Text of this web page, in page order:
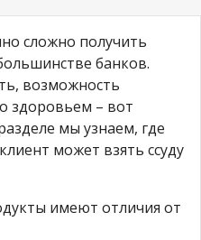
сложно получить
банков.
возможность
здоровьем – вот
мы узнаем, где
может взять ссуду
имеют отличия от